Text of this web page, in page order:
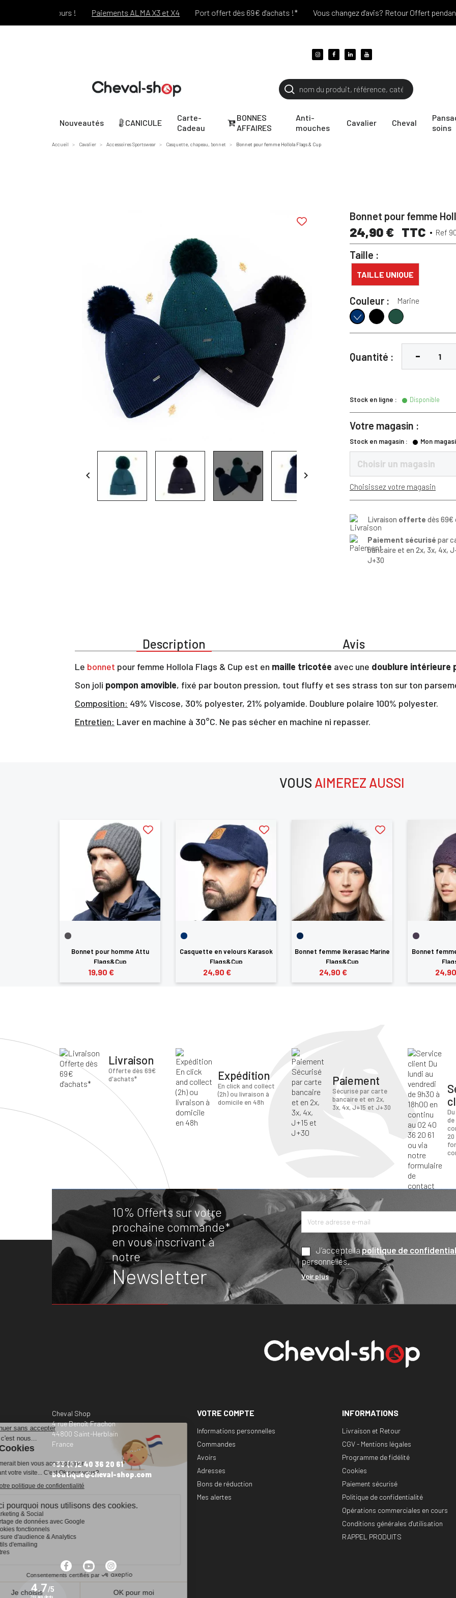
Paiements ALMA X3 et X4 Port offert dès 69€ d'achats !* Vous changez d'avis? Retour Offert pendant 30
Nouveautés CANICULE
Carte-
Cadeau
BONNES
AFFAIRES
Anti-
mouches
Cavalier Cheval
soins
Accueil Cavalier Accessoires Sportswear Casquette, chapeau, bonnet Bonnet pour femme Hollola Flags & Cup
 
Bonnet pour femme
24,90 € TTC Ref
Taille :
TAILLE UNIQUE
Couleur : Marine
MarineNoir Vert Foncé
Quantité :
Stock en ligne : Disponible
Votre magasin :
Stock en magasin : Mon
Choisir un magasin
Choisissez votre magasin
Livraison offerte dès
Paiement sécurisé par
bancaire et en 2x, 3x, 4x,
J+30
Description Avis
Le bonnet pour femme Hollola Flags & Cup est en maille tricotée avec une doublure intérieure
Son joli pompon amovible, fixé par bouton pression, tout fluffy et ses strass ton sur ton
Composition: 49% Viscose, 30% polyester, 21% polyamide. Doublure polaire 100% polyester.
Entretien: Laver en machine à 30°C. Ne pas sécher en machine ni repasser.
VOUS AIMEREZ AUSSI
Bonnet pour homme Attu
Flags&Cup
19,90 €
Casquette en velours Karasok
Flags&Cup
24,90 €
Bonnet femme Ikerasac Marine
Flags&Cup
24,90 €
Bonnet
Livraison
Offerte dès 69€
d'achats*
Expédition
En click and collect
(2h) ou livraison à
domicile en 48h
Paiement
Sécurisé par carte
bancaire et en 2x,
3x, 4x, J+15 et J+30
de
20
10% Offerts sur votre
prochaine commande*
en vous inscrivant à
notre
Newsletter
J’accepte la politique de
personnelles.
Voir plus
Cheval Shop
4 rue Benoît Frachon
44800 Saint-Herblain
France
+33 (0)2 40 36 20 61
boutique@cheval-shop.com
VOTRE COMPTE
Informations personnelles
Commandes
Avoirs
Adresses
Bons de réduction
Mes alertes
INFORMATIONS
Livraison et Retour
CGV - Mentions légales
Programme de fidélité
Cookies
Paiement sécurisé
Politique de confidentialité
Opérations commerciales en cours
Conditions générales d'utilisation
RAPPEL PRODUITS
FacebookYouTube
ANNULER SE CONNECTER